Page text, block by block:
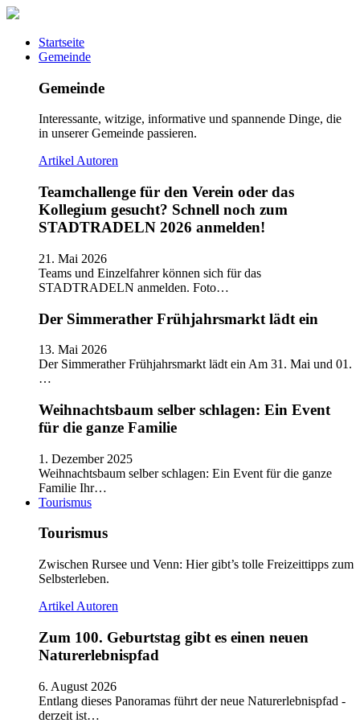
Startseite
Gemeinde
Gemeinde
Interessante, witzige, informative und spannende Dinge, die
in unserer Gemeinde passieren.
ArtikelAutoren
Teamchallenge für den Verein oder das
Kollegium gesucht? Schnell noch zum
STADTRADELN 2026 anmelden!
21. Mai 2026
Teams und Einzelfahrer können sich für das
STADTRADELN anmelden. Foto…
Der Simmerather Frühjahrsmarkt lädt ein
13. Mai 2026
Der Simmerather Frühjahrsmarkt lädt ein Am 31. Mai und 01.
…
Weihnachtsbaum selber schlagen: Ein Event
für die ganze Familie
1. Dezember 2025
Weihnachtsbaum selber schlagen: Ein Event für die ganze
Familie Ihr…
Tourismus
Tourismus
Zwischen Rursee und Venn: Hier gibt’s tolle Freizeittipps zum
Selbsterleben.
Artikel Autoren
Zum 100. Geburtstag gibt es einen neuen
Naturerlebnispfad
6. August 2026
Entlang dieses Panoramas führt der neue Naturerlebnispfad -
derzeit ist…